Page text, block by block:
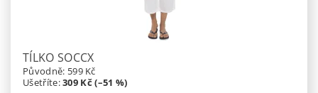
TÍLKO SOCCX
Původně: 599 Kč
Ušetříte:309 Kč (–51 %)